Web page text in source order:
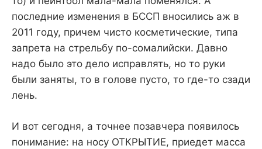
последние изменения в БССП вносились аж в
2011 году, причем чисто косметические, типа
запрета на стрельбу по-сомалийски. Давно
надо было это дело исправлять, но то руки
были заняты, то в голове пусто, то где-то сзади
лень.
И вот сегодня, а точнее позавчера появилось
понимание: на носу ОТКРЫТИЕ, приедет масса